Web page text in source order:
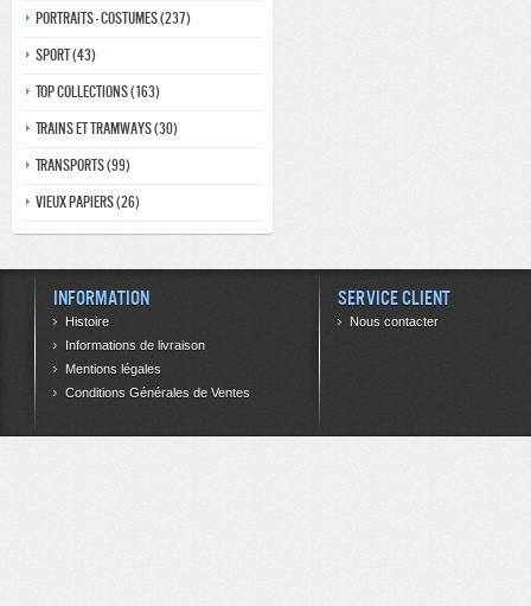
Portraits - costumes (237)
Sport (43)
Top collections (163)
Trains et tramways (30)
Transports (99)
Vieux papiers (26)
Information
Histoire
Informations de livraison
Mentions légales
Conditions Générales de Ventes
Service client
Nous contacter